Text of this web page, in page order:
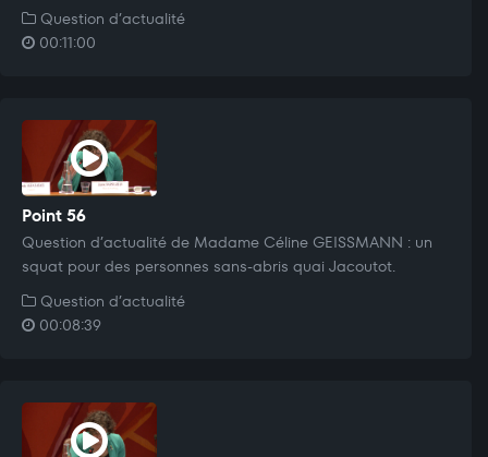
Question d’actualité
00:11:00
Point 56
Question d’actualité de Madame Céline GEISSMANN : un
squat pour des personnes sans-abris quai Jacoutot.
Question d’actualité
00:08:39